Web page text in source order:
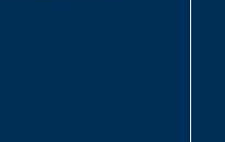
ム
ブ
トイン